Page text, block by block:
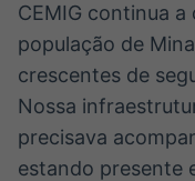
CEMIG continua
população de
crescentes de
Nossa
precisava
estando presente